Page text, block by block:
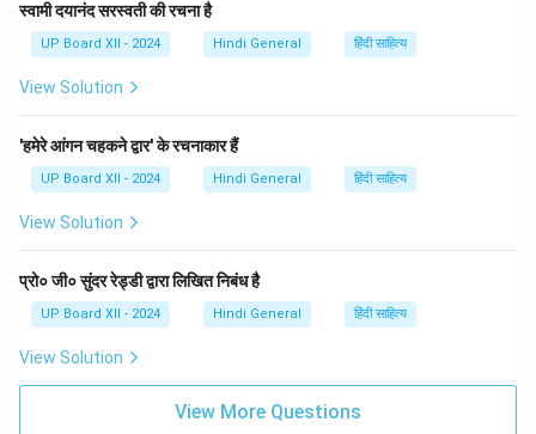
स्वामी दयानंद सरस्वती की रचना है
UP Board XII - 2024 Hindi General हिंदी साहित्य
View Solution
'हमेरे आंगन चहकने द्वार' के रचनाकार हैं
UP Board XII - 2024 Hindi General हिंदी साहित्य
View Solution
प्रो० जी० सुंदर रेड्डी द्वारा लिखित निबंध है
UP Board XII - 2024 Hindi General हिंदी साहित्य
View Solution
View More Questions